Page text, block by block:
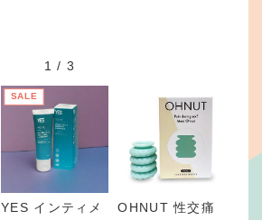
1 / 3
SALE
YES インティメ
OHNUT 性交痛